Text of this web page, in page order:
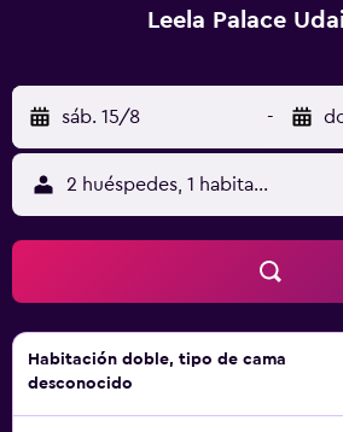
permite a sus clientes elegir el tipo
bañera y ducha independientes,
artículos de higiene personal de
comodidades especialmente
en viaje de negocios se incluyen
oficina y teléfono. Las habitaciones
periódicos gratuitos y botella de
servicio de descubierta nocturno y
todos los días. Es posible solicitar
plancha. Los servicios de ocio y
hotel incluyen una piscina al aire
pueden practicar las actividades de
que se indican más abajo en las
Leela Palace
sáb. 15/8 -
2 huéspedes, 1 habitación
Habitación doble, tipo de cama
desconocido